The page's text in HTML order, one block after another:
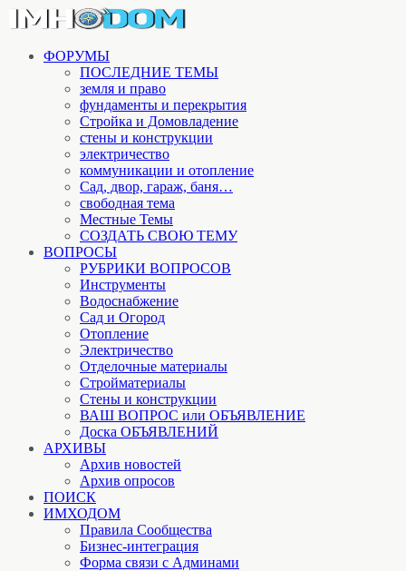
ФОРУМЫ
ПОСЛЕДНИЕ ТЕМЫ
земля и право
фундаменты и перекрытия
Стройка и Домовладение
стены и конструкции
электричество
коммуникации и отопление
Cад, двор, гараж, баня…
свободная тема
Местные Темы
СОЗДАТЬ СВОЮ ТЕМУ
ВОПРОСЫ
РУБРИКИ ВОПРОСОВ
Инструменты
Водоснабжение
Сад и Огород
Отопление
Электричество
Отделочные материалы
Стройматериалы
Стены и конструкции
ВАШ ВОПРОС или ОБЪЯВЛЕНИЕ
Доска ОБЪЯВЛЕНИЙ
АРХИВЫ
Архив новостей
Архив опросов
ПОИСК
ИМХОДОМ
Правила Сообщества
Бизнес-интеграция
Форма связи с Админами